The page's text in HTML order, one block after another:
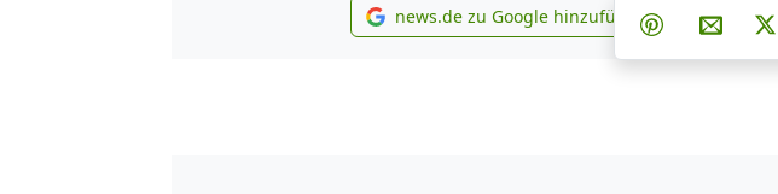
news.de zu Google hinzufügen
news.de zu Google hinzufügen Teilen
Teilen auf
Per